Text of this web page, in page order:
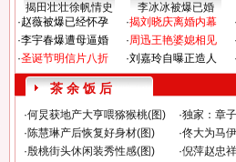
揭田壮壮徐帆情史 李冰冰被爆已婚
·赵薇被爆已经怀孕
·李宇春爆遭母逼婚
·圣诞节明信片八折
·揭刘晓庆离婚内幕
·周迅王艳婆媳相见
·刘嘉玲自曝正造人
·
·
·
茶 余 饭 后
·何炅获地产大亨喂猕猴桃(图) ·独家：章
·陈慧琳产后恢复好身材(图) ·佟大为马
·殷桃街头休闲装秀性感(图) ·倪萍赵忠